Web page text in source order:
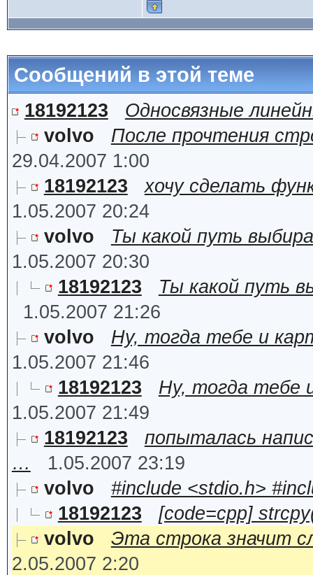
Сообщений в этой теме
18192123
Односвязные
volvo
После прочтения
29.04.2007 1:00
18192123
хочу сделать
1.05.2007 20:24
volvo
Ты какой путь
1.05.2007 20:30
18192123
Ты какой путь
1.05.2007 21:26
volvo
Ну, тогда тебе и
1.05.2007 21:46
18192123
Ну, тогда тебе
1.05.2007 21:49
18192123
попыталась
…
1.05.2007 23:19
volvo
#include <stdio.h>
18192123
[code=cpp]
volvo
Эта строка значит
2.05.2007 2:20